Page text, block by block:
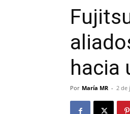
hacia
Por María MR - 2 de